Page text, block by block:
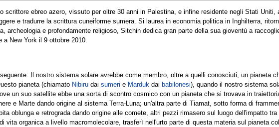
scrittore ebreo azero, vissuto per oltre 30 anni in Palestina, e infine residente negli Stati Uniti,
e tradurre la scrittura cuneiforme sumera. Si laurea in economia politica in Inghilterra,
archeologia e profondamente religioso, Sitchin dedica gran parte della sua gioventù a
a New York il 9 ottobre 2010.
Il nostro sistema solare avrebbe come membro, oltre a quelli conosciuti, un pianeta
pianeta (chiamato Nibiru dai sumeri e Marduk dai babilonesi), quando il nostro sistema
un suo satellite ebbe una sorta di scontro cosmico con un pianeta che si trovava in
e Marte dando origine al sistema Terra-Luna; un'altra parte di Tiamat, sotto forma di
oblunga e retrograda dando origine alle comete, altri pezzi rimasero sul luogo dell'impatto
vita organica a livello macromolecolare, trasferì nell'urto parte di questa materia sul pianeta